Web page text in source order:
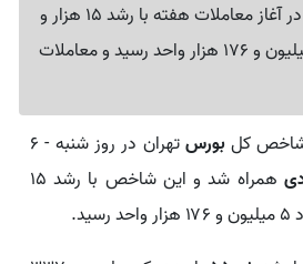
شاخص کل بورس تهران در آغاز معاملات هفته با رشد 15 هزار و
460 واحدی به کانال 5 میلیون و 176 هزار واحد رسید و معاملات
کلبورس
تهران در روز شنبه - ۶
همراه شد و این شاخص با رشد ۱۵